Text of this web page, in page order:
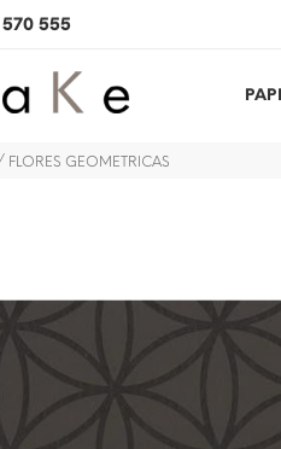
555
FLORES GEOMETRICAS